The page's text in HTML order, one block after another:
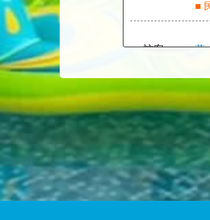
■
訪客：
葉
內容：
您
回覆：
您
葉
主題：
內容：
你
回覆：
按